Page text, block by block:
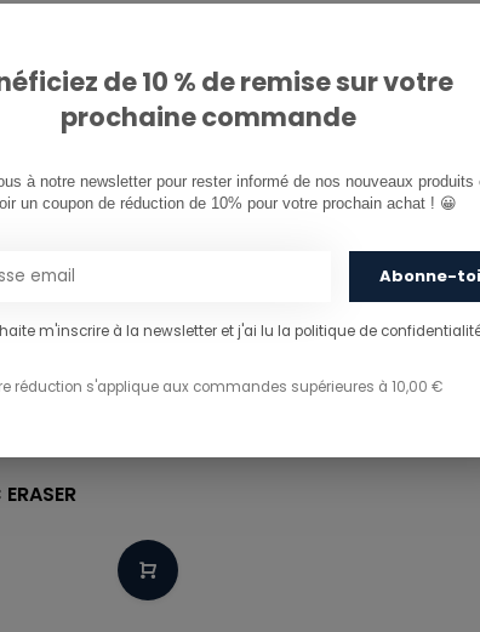
de 10 % de remise sur votre
prochaine commande
à notre newsletter pour rester informé de nos nouveaux produits
un coupon de réduction de 10% pour votre prochain achat ! 😀
Abonne-toi
m'inscrire à la newsletter et j'ai lu la politique de
réduction s'applique aux commandes supérieures à 10,00 €